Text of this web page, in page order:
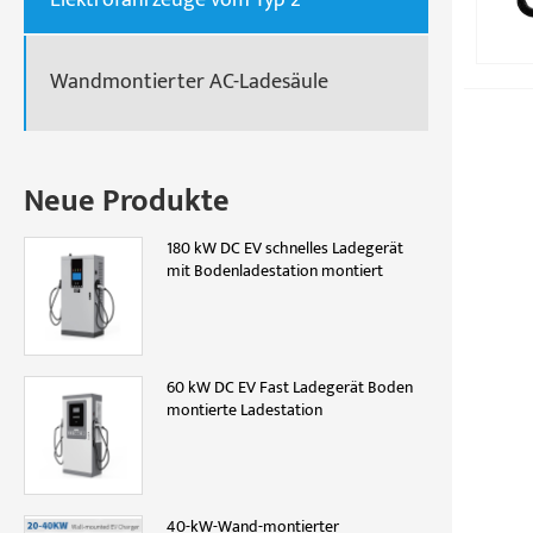
Wandmontierter AC-Ladesäule
Neue Produkte
180 kW DC EV schnelles Ladegerät
mit Bodenladestation montiert
60 kW DC EV Fast Ladegerät Boden
montierte Ladestation
40-kW-Wand-montierter